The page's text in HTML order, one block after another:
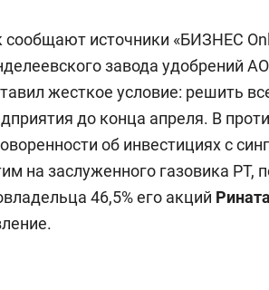
сообщают источники «БИЗНЕС
завода удобрений
жесткое условие: решить
до конца апреля. В
об инвестициях с
на заслуженного газовика
46,5% его акций